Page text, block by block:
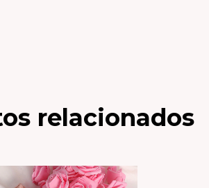
relacionados